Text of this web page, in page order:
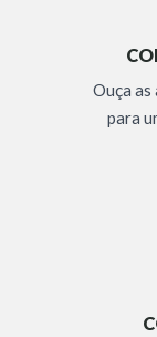
Ouça as
para